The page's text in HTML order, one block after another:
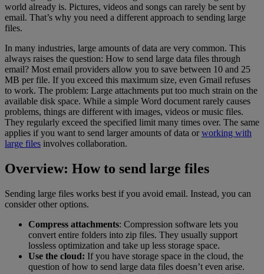
world already is. Pictures, videos and songs can rarely be sent by
email. That’s why you need a different approach to sending large
files.
In many industries, large amounts of data are very common. This
always raises the question: How to send large data files through
email? Most email providers allow you to save between 10 and 25
MB per file. If you exceed this maximum size, even Gmail refuses
to work. The problem: Large attachments put too much strain on the
available disk space. While a simple Word document rarely causes
problems, things are different with images, videos or music files.
They regularly exceed the specified limit many times over. The same
applies if you want to send larger amounts of data orworking with
large files involves collaboration.
Overview: How to send large files
Sending large files works best if you avoid email. Instead, you can
consider other options.
Compress attachments: Compression software lets you
convert entire folders into zip files. They usually support
lossless optimization and take up less storage space.
Use the cloud: If you have storage space in the cloud, the
question of how to send large data files doesn’t even arise.